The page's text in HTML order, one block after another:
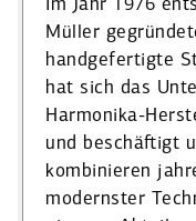
Im Jahr 1976
Müller
handge­fer­tigte
hat sich das
Harmonika-
und beschäftigt
kombi­nieren
modernster